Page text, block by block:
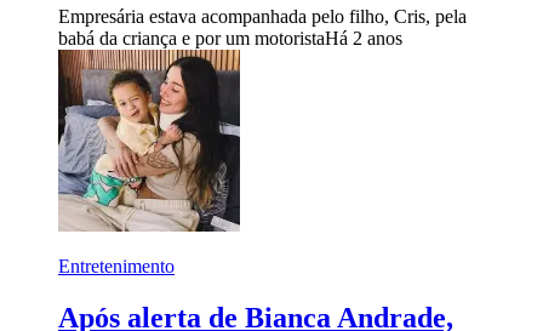
Empresária estava acompanhada pelo filho, Cris, pela
babá da criança e por um motoristaHá 2 anos
Entretenimento
Após alerta de Bianca Andrade,